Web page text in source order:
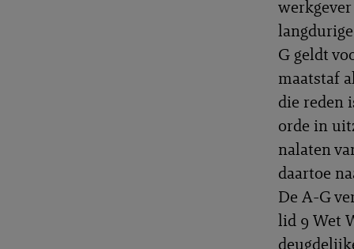
G geldt
maatstaf
die reden
orde in
nalaten
daartoe
De A-G
lid 9 Wet